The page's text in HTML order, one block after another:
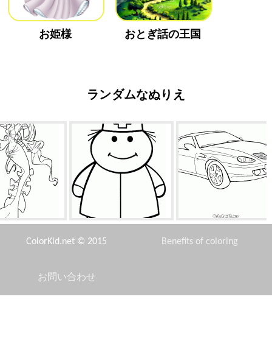
お姫様 おとぎ話の王国
ランダムなぬりえ
ウィンクス ドクター MG X80
ColorKid.net © 2015 Benefits of coloring
お問い合わせ